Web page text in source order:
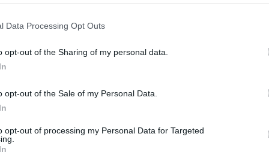
Data Processing Opt Outs
opt-out of the Sharing of my personal data.
opt-out of the Sale of my Personal Data.
opt-out of processing my Personal Data for Targeted